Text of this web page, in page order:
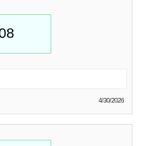
4/30/2026